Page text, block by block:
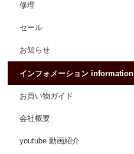
修理
セール
お知らせ
インフォメーション information
お買い物ガイド
会社概要
youtube 動画紹介